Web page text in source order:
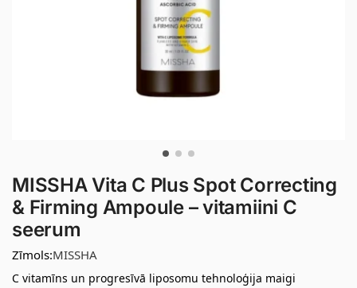
MISSHA Vita C Plus Spot Correcting
& Firming Ampoule – vitamiini C
seerum
Zīmols:MISSHA
C vitamīns un progresīvā liposomu tehnoloģija maigi